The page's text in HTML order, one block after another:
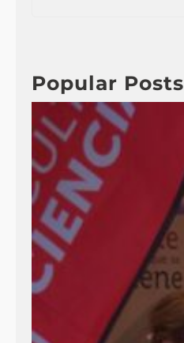
h
Popular Posts